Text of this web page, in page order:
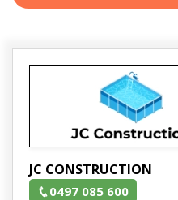
JC CONSTRUCTION
0497 085 600